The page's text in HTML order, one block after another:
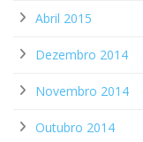
Abril 2015
Dezembro 2014
Novembro 2014
Outubro 2014